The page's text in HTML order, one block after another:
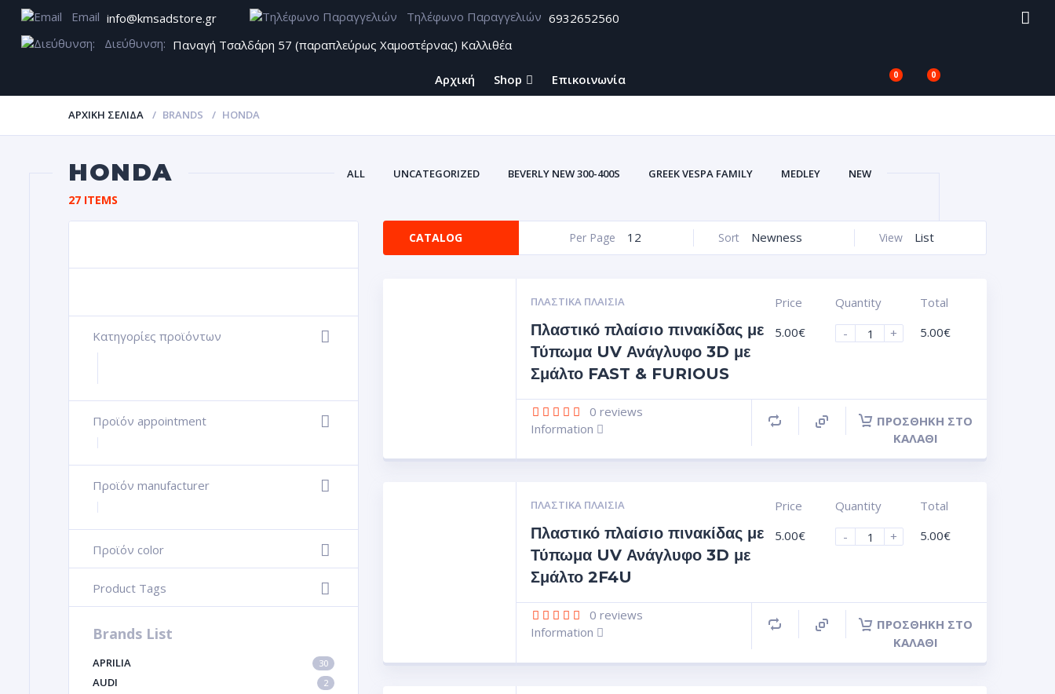
Email info@kmsadstore.gr Τηλέφωνο Παραγγελιών 6932652560
Διεύθυνση: Παναγή Τσαλδάρη 57 (παραπλεύρως Χαμοστέρνας) Καλλιθέα
Αρχική Shop Επικοινωνία 0 0
ΑΡΧΙΚΉ ΣΕΛΊΔΑ BRANDS HONDA
HONDA ALL UNCATEGORIZED BEVERLY NEW 300-400S GREEK VESPA FAMILY MEDLEY
NEW
ΑΥΤΟΚΌΛΛΗΤΕΣ ΕΤΙΚΈΤΕΣ ΤΑΙΝΊΕΣ ΓΙΑ ΖΆΝΤΕΣ ΣΜΆΛΤΟΥ(ΚΡΎΣΤΑΛΛΟΣ)
ΖΆΝΤΕΣ ΑΥΤΟΚΌΛΛΗΤΑ UV
27 ITEMS
Κατηγορίες προϊόντων
+
Προϊόν appointment
+
Προϊόν manufacturer
+
Προϊόν color
-
Product Tags
-
Brands List
APRILIA 30
AUDI 2
CATALOG View List
Sort Newness
Per Page 12
ΠΛΑΣΤΙΚΆ ΠΛΑΊΣΙΑ
Πλαστικό πλαίσιο πινακίδας με
Τύπωμα UV Ανάγλυφο 3D με
Σμάλτο FAST & FURIOUS
Price
5.00€
Quantity
-
+
Total
5.00€
0 reviews
Information
ΠΡΟΣΘΉΚΗ ΣΤΟ
ΚΑΛΆΘΙ
ΠΛΑΣΤΙΚΆ ΠΛΑΊΣΙΑ
Πλαστικό πλαίσιο πινακίδας με
Τύπωμα UV Ανάγλυφο 3D με
Σμάλτο 2F4U
Price
5.00€
Quantity
-
+
Total
5.00€
0 reviews
Information
ΠΡΟΣΘΉΚΗ ΣΤΟ
ΚΑΛΆΘΙ